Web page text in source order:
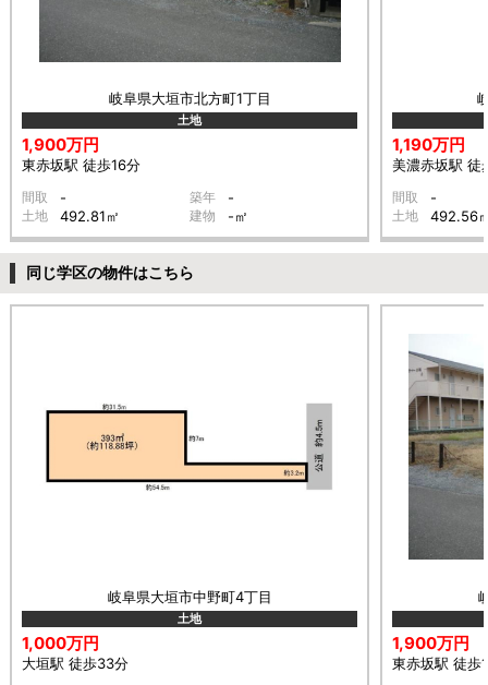
岐阜県大垣市北方町1丁目
土地
1,900万円
東赤坂駅 徒歩16分
間取 - 築年 -
土地 492.81㎡ 建物 -㎡
1,190万円
美濃赤坂駅 徒
間取 -
土地 492.56
同じ学区の物件はこちら
岐阜県大垣市中野町4丁目
土地
1,000万円
大垣駅 徒歩33分
1,900万円
東赤坂駅 徒歩